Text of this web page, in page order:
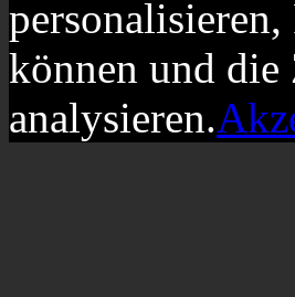
können und die
analysieren.